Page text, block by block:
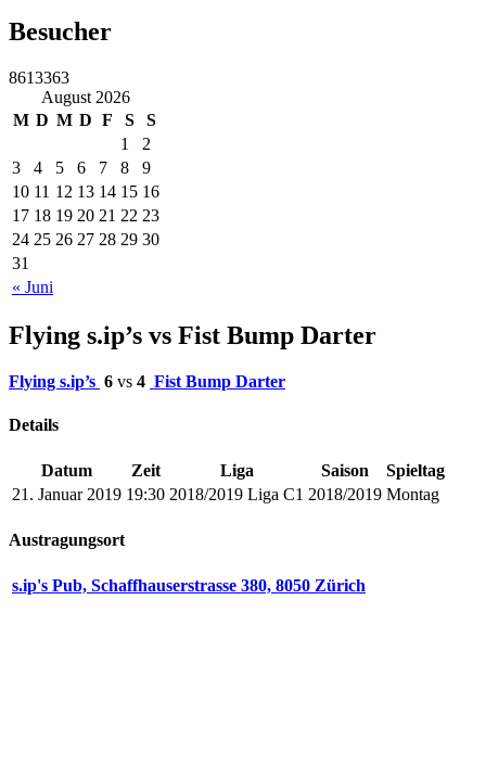
Besucher
8613363
August 2026
M D M D F S S
« Juni
1
2
3
4 5 6 7 8
9
10 11 12 13 14 15 16
17 18 19 20 21 22 23
24 25 26 27 28 29 30
31
Flying s.ip’s vs Fist Bump Darter
Flying s.ip’s 6 vs 4 Fist Bump Darter
Details
Datum Zeit Liga Saison
Spieltag
21. Januar 2019 19:30 2018/2019 Liga C1 2018/2019 Montag
Austragungsort
s.ip's Pub, Schaffhauserstrasse 380, 8050 Zürich